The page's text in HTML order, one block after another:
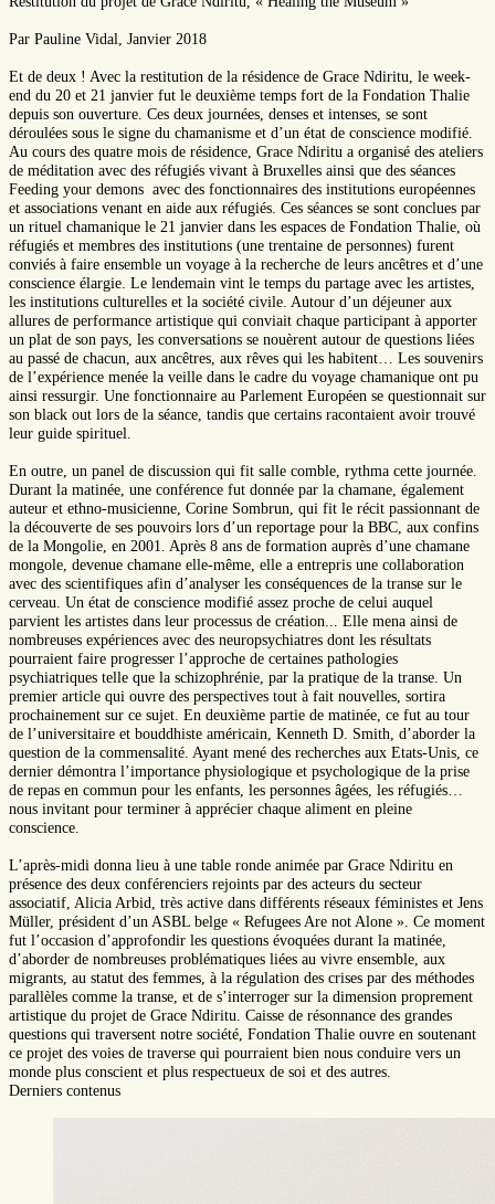
Par Pauline Vidal, Janvier 2018
Et de deux ! Avec la restitution de la résidence de Grace Ndiritu, le week-
end du 20 et 21 janvier fut le deuxième temps fort de la Fondation Thalie
depuis son ouverture. Ces deux journées, denses et intenses, se sont
déroulées sous le signe du chamanisme et d’un état de conscience modifié.
Au cours des quatre mois de résidence, Grace Ndiritu a organisé des ateliers
de méditation avec des réfugiés vivant à Bruxelles ainsi que des séances
Feeding your demons avec des fonctionnaires des institutions européennes
et associations venant en aide aux réfugiés. Ces séances se sont conclues par
un rituel chamanique le 21 janvier dans les espaces de Fondation Thalie, où
réfugiés et membres des institutions (une trentaine de personnes) furent
conviés à faire ensemble un voyage à la recherche de leurs ancêtres et d’une
conscience élargie. Le lendemain vint le temps du partage avec les artistes,
les institutions culturelles et la société civile. Autour d’un déjeuner aux
allures de performance artistique qui conviait chaque participant à apporter
un plat de son pays, les conversations se nouèrent autour de questions liées
au passé de chacun, aux ancêtres, aux rêves qui les habitent… Les souvenirs
de l’expérience menée la veille dans le cadre du voyage chamanique ont pu
ainsi ressurgir. Une fonctionnaire au Parlement Européen se questionnait sur
son black out lors de la séance, tandis que certains racontaient avoir trouvé
leur guide spirituel.
En outre, un panel de discussion qui fit salle comble, rythma cette journée.
Durant la matinée, une conférence fut donnée par la chamane, également
auteur et ethno-musicienne, Corine Sombrun, qui fit le récit passionnant de
la découverte de ses pouvoirs lors d’un reportage pour la BBC, aux confins
de la Mongolie, en 2001. Après 8 ans de formation auprès d’une chamane
mongole, devenue chamane elle-même, elle a entrepris une collaboration
avec des scientifiques afin d’analyser les conséquences de la transe sur le
cerveau. Un état de conscience modifié assez proche de celui auquel
parvient les artistes dans leur processus de création... Elle mena ainsi de
nombreuses expériences avec des neuropsychiatres dont les résultats
pourraient faire progresser l’approche de certaines pathologies
psychiatriques telle que la schizophrénie, par la pratique de la transe. Un
premier article qui ouvre des perspectives tout à fait nouvelles, sortira
prochainement sur ce sujet. En deuxième partie de matinée, ce fut au tour
de l’universitaire et bouddhiste américain, Kenneth D. Smith, d’aborder la
question de la commensalité. Ayant mené des recherches aux Etats-Unis, ce
dernier démontra l’importance physiologique et psychologique de la prise
de repas en commun pour les enfants, les personnes âgées, les réfugiés…
nous invitant pour terminer à apprécier chaque aliment en pleine
conscience.
L’après-midi donna lieu à une table ronde animée par Grace Ndiritu en
présence des deux conférenciers rejoints par des acteurs du secteur
associatif, Alicia Arbid, très active dans différents réseaux féministes et Jens
Müller, président d’un ASBL belge « Refugees Are not Alone ». Ce moment
fut l’occasion d’approfondir les questions évoquées durant la matinée,
d’aborder de nombreuses problématiques liées au vivre ensemble, aux
migrants, au statut des femmes, à la régulation des crises par des méthodes
parallèles comme la transe, et de s’interroger sur la dimension proprement
artistique du projet de Grace Ndiritu. Caisse de résonnance des grandes
questions qui traversent notre société, Fondation Thalie ouvre en soutenant
ce projet des voies de traverse qui pourraient bien nous conduire vers un
monde plus conscient et plus respectueux de soi et des autres.
Derniers contenus